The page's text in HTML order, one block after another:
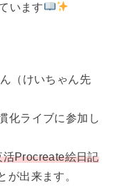
います
（けいちゃん先
化ライブに参加し
活Procreate絵日記
が出来ます。